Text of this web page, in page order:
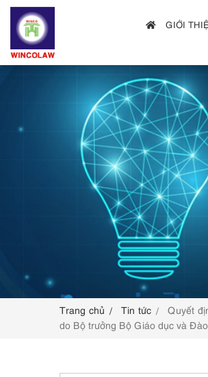
CƠ CẤU TỔ CHỨC
HƯỚNG DẪN NỘP ĐƠN
TRA CỨU SỞ HỮU TRÍ TUỆ
TIN TỨC & VĂN BẢN PHÁP LUẬT
HỎI ĐÁP
GIỚI
Trang chủ Tin tức
Quyết
do Bộ trưởng Bộ Giáo dục và